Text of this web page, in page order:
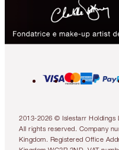
2013-2026 © Islestarr Holdings
All rights reserved. Company
Kingdom. Registered Office